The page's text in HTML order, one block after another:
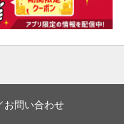
お問い合わせ